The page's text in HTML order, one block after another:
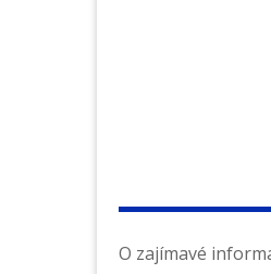
O zajímavé